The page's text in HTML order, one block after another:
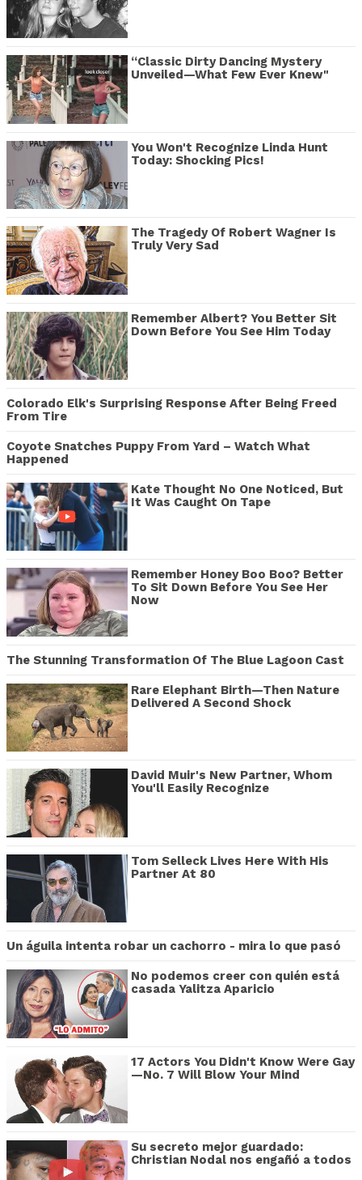
“Classic Dirty Dancing Mystery
Unveiled—What Few Ever Knew"
You Won't Recognize Linda Hunt
Today: Shocking Pics!
The Tragedy Of Robert Wagner Is
Truly Very Sad
Remember Albert? You Better Sit
Down Before You See Him Today
Colorado Elk's Surprising Response After Being Freed
From Tire
Coyote Snatches Puppy From Yard – Watch What
Happened
Kate Thought No One Noticed, But
It Was Caught On Tape
Remember Honey Boo Boo? Better
To Sit Down Before You See Her
Now
The Stunning Transformation Of The Blue Lagoon Cast
Rare Elephant Birth—Then Nature
Delivered A Second Shock
David Muir's New Partner, Whom
You'll Easily Recognize
Tom Selleck Lives Here With His
Partner At 80
Un águila intenta robar un cachorro - mira lo que pasó
No podemos creer con quién está
casada Yalitza Aparicio
17 Actors You Didn't Know Were Gay
—No. 7 Will Blow Your Mind
Su secreto mejor guardado:
Christian Nodal nos engañó a todos